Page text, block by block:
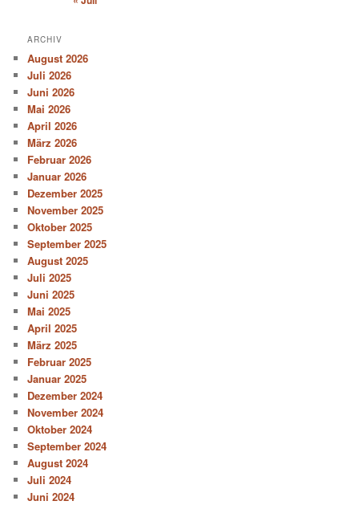
ARCHIV
August 2026
Juli 2026
Juni 2026
Mai 2026
April 2026
März 2026
Februar 2026
Januar 2026
Dezember 2025
November 2025
Oktober 2025
September 2025
August 2025
Juli 2025
Juni 2025
Mai 2025
April 2025
März 2025
Februar 2025
Januar 2025
Dezember 2024
November 2024
Oktober 2024
September 2024
August 2024
Juli 2024
Juni 2024